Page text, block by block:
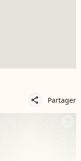
share Partager